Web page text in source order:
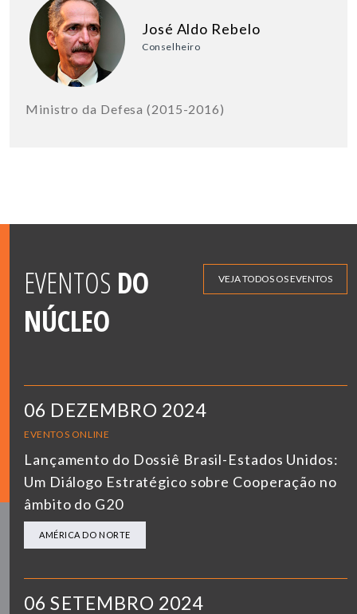
José Aldo Rebelo
Conselheiro
Ministro da Defesa (2015-2016)
EVENTOS DO
NÚCLEO
VEJA TODOS OS EVENTOS
06 DEZEMBRO 2024
EVENTOS ONLINE
Lançamento do Dossiê Brasil-Estados Unidos:
Um Diálogo Estratégico sobre Cooperação no
âmbito do G20
AMÉRICA DO NORTE
06 SETEMBRO 2024